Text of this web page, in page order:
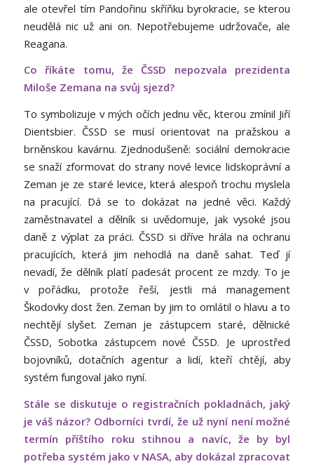
ale otevřel tím Pandořinu skříňku byrokracie, se kterou
neudělá nic už ani on. Nepotřebujeme udržovače, ale
Reagana.
Co říkáte tomu, že ČSSD nepozvala prezidenta
Miloše Zemana na svůj sjezd?
To symbolizuje v mých očích jednu věc, kterou zmínil Jiří
Dientsbier. ČSSD se musí orientovat na pražskou a
brněnskou kavárnu. Zjednodušeně: sociální demokracie
se snaží zformovat do strany nové levice lidskoprávní a
Zeman je ze staré levice, která alespoň trochu myslela
na pracující. Dá se to dokázat na jedné věci. Každý
zaměstnavatel a dělník si uvědomuje, jak vysoké jsou
daně z výplat za práci. ČSSD si dříve hrála na ochranu
pracujících, která jim nehodlá na daně sahat. Teď jí
nevadí, že dělník platí padesát procent ze mzdy. To je
v pořádku, protože řeší, jestli má management
Škodovky dost žen. Zeman by jim to omlátil o hlavu a to
nechtějí slyšet. Zeman je zástupcem staré, dělnické
ČSSD, Sobotka zástupcem nové ČSSD. Je uprostřed
bojovníků, dotačních agentur a lidí, kteří chtějí, aby
systém fungoval jako nyní.
Stále se diskutuje o registračních pokladnách, jaký
je váš názor? Odborníci tvrdí, že už nyní není možné
termín příštího roku stihnou a navíc, že by byl
potřeba systém jako v NASA, aby dokázal zpracovat